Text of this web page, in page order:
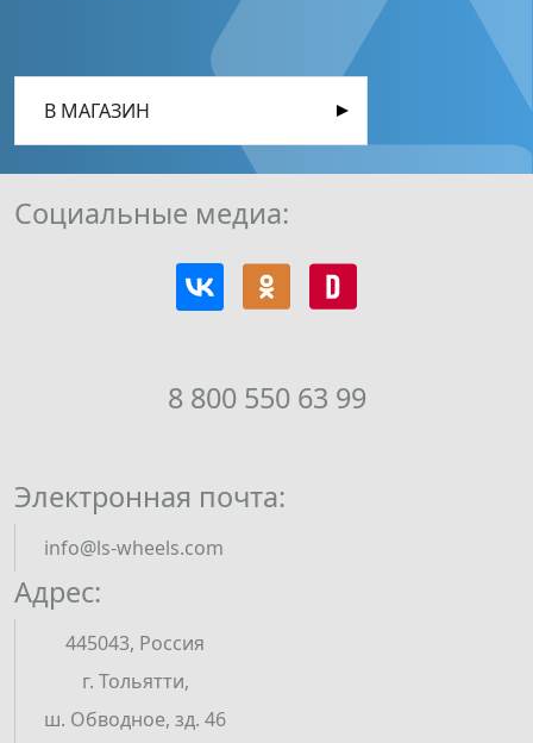
В МАГАЗИН
Адрес:
445043, Россия
г. Тольятти,
ш. Обводное, зд. 46
8 800 550 63 99
Электронная почта:
info@ls-wheels.com
Социальные медиа: